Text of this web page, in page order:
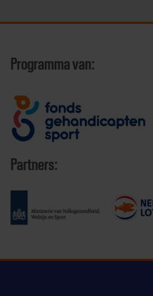
Programma van:
Partners: